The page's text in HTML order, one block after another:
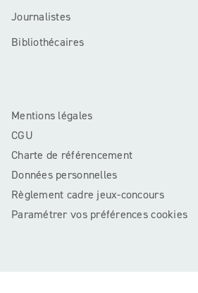
Journalistes
Bibliothécaires
Mentions légales
CGU
Charte de référencement
Données personnelles
Règlement cadre jeux-concours
Paramétrer vos préférences cookies